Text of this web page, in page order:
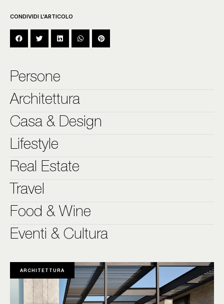
CONDIVIDI L'ARTICOLO
Persone
Architettura
Casa & Design
Lifestyle
Real Estate
Travel
Food & Wine
Eventi & Cultura
ARCHITETTURA